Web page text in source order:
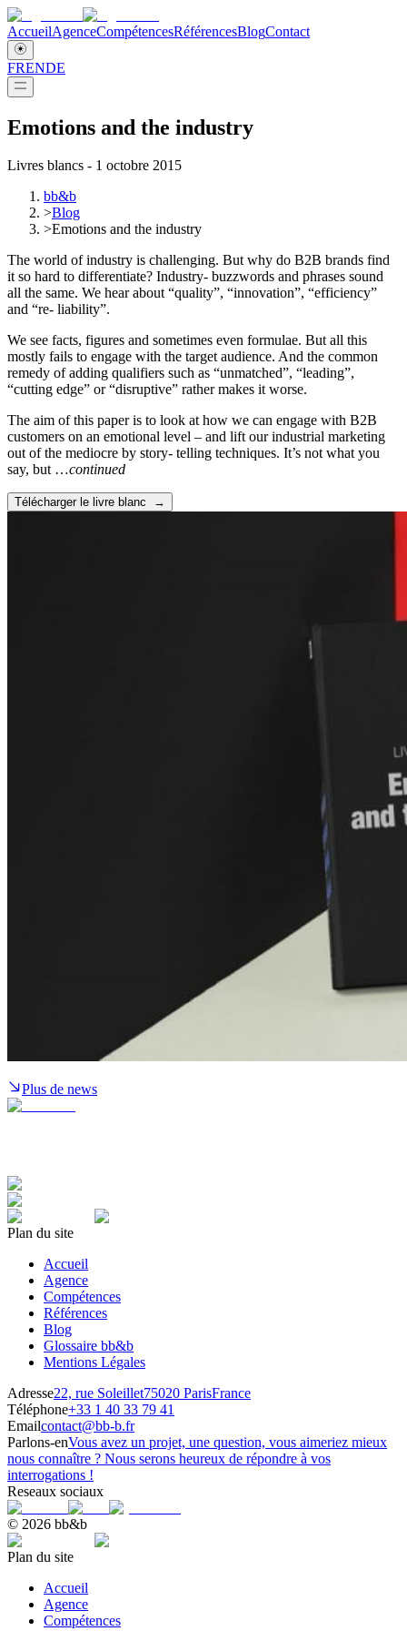
AccueilAgenceCompétencesRéférencesBlogContact
FRENDE
Emotions and the industry
Livres blancs - 1 octobre 2015
bb&b
>Blog
>Emotions and the industry
The world of industry is challenging. But why do B2B brands find
it so hard to differentiate? Industry- buzzwords and phrases sound
all the same. We hear about “quality”, “innovation”, “efficiency”
and “re- liability”.
We see facts, figures and sometimes even formulae. But all this
mostly fails to engage with the target audience. And the common
remedy of adding qualifiers such as “unmatched”, “leading”,
“cutting edge” or “disruptive” rather makes it worse.
The aim of this paper is to look at how we can engage with B2B
customers on an emotional level – and lift our industrial marketing
out of the mediocre by story- telling techniques. It’s not what you
say, but …continued
Télécharger le livre blanc →
Plus de news
Plan du site
Accueil
Agence
Compétences
Références
Blog
Glossaire bb&b
Mentions Légales
Adresse22, rue Soleillet75020 ParisFrance
Téléphone+33 1 40 33 79 41
Emailcontact@bb-b.fr
Parlons-enVous avez un projet, une question, vous aimeriez mieux
nous connaître ? Nous serons heureux de répondre à vos
interrogations !
Reseaux sociaux
© 2026 bb&b
Plan du site
Accueil
Agence
Compétences